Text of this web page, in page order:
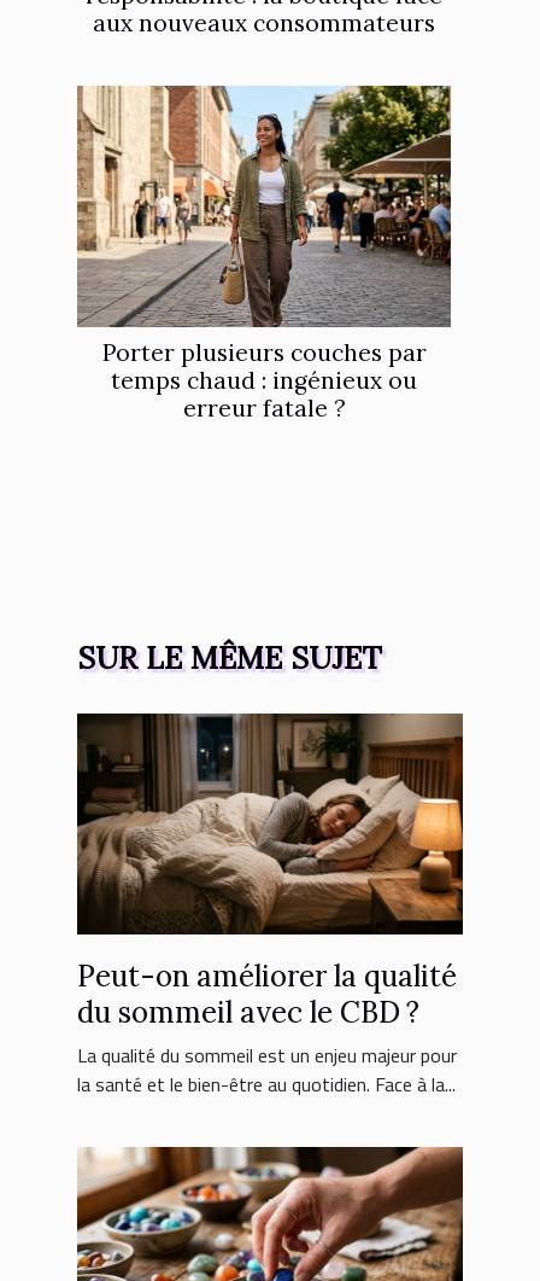
aux nouveaux consommateurs
Porter plusieurs couches par
temps chaud : ingénieux ou
erreur fatale ?
SUR LE MÊME SUJET
Peut-on améliorer la qualité
du sommeil avec le CBD ?
La qualité du sommeil est un enjeu majeur pour
la santé et le bien-être au quotidien. Face à la...